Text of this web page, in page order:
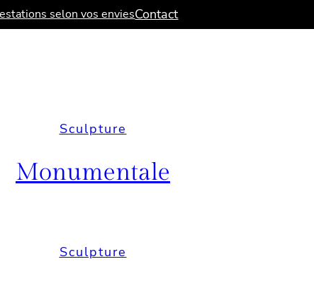
selon vos enviesContact
Sculpture
Monumentale
Sculpture